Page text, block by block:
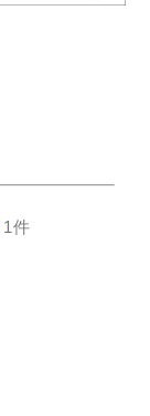
1件